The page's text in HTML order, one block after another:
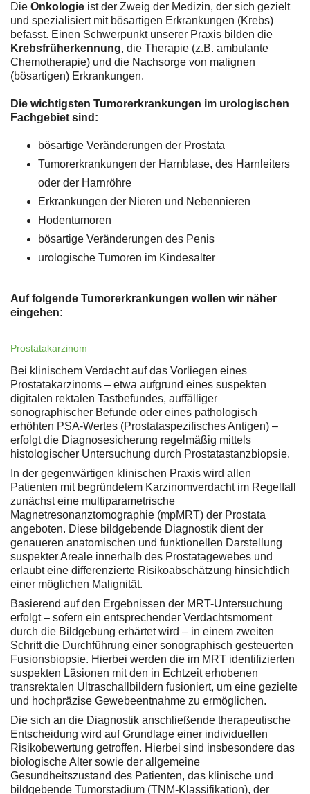
Die Onkologie ist der Zweig der Medizin, der sich gezielt
und spezialisiert mit bösartigen Erkrankungen (Krebs)
befasst. Einen Schwerpunkt unserer Praxis bilden die
Krebsfrüherkennung, die Therapie (z.B. ambulante
Chemotherapie) und die Nachsorge von malignen
(bösartigen) Erkrankungen.
Die wichtigsten Tumorerkrankungen im urologischen
Fachgebiet sind:
bösartige Veränderungen der Prostata
Tumorerkrankungen der Harnblase, des Harnleiters
oder der Harnröhre
Erkrankungen der Nieren und Nebennieren
Hodentumoren
bösartige Veränderungen des Penis
urologische Tumoren im Kindesalter
Auf folgende Tumorerkrankungen wollen wir näher
eingehen:
Prostatakarzinom
Bei klinischem Verdacht auf das Vorliegen eines
Prostatakarzinoms – etwa aufgrund eines suspekten
digitalen rektalen Tastbefundes, auffälliger
sonographischer Befunde oder eines pathologisch
erhöhten PSA-Wertes (Prostataspezifisches Antigen) –
erfolgt die Diagnosesicherung regelmäßig mittels
histologischer Untersuchung durch Prostatastanzbiopsie.
In der gegenwärtigen klinischen Praxis wird allen
Patienten mit begründetem Karzinomverdacht im Regelfall
zunächst eine multiparametrische
Magnetresonanztomographie (mpMRT) der Prostata
angeboten. Diese bildgebende Diagnostik dient der
genaueren anatomischen und funktionellen Darstellung
suspekter Areale innerhalb des Prostatagewebes und
erlaubt eine differenzierte Risikoabschätzung hinsichtlich
einer möglichen Malignität.
Basierend auf den Ergebnissen der MRT-Untersuchung
erfolgt – sofern ein entsprechender Verdachtsmoment
durch die Bildgebung erhärtet wird – in einem zweiten
Schritt die Durchführung einer sonographisch gesteuerten
Fusionsbiopsie. Hierbei werden die im MRT identifizierten
suspekten Läsionen mit den in Echtzeit erhobenen
transrektalen Ultraschallbildern fusioniert, um eine gezielte
und hochpräzise Gewebeentnahme zu ermöglichen.
Die sich an die Diagnostik anschließende therapeutische
Entscheidung wird auf Grundlage einer individuellen
Risikobewertung getroffen. Hierbei sind insbesondere das
biologische Alter sowie der allgemeine
Gesundheitszustand des Patienten, das klinische und
bildgebende Tumorstadium (TNM-Klassifikation), der